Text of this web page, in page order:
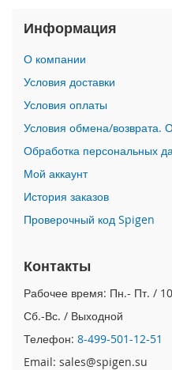
P
h
o
n
e
1
7
P
r
o
i
o
n
e
A
i
r
Информация
О компании
Условия доставки
Условия оплаты
Условия обмена/возврата.
Обработка персональных
Мой аккаунт
История заказов
Проверочный код Spigen
Контакты
Рабочее время: Пн.- Пт. /
Сб.-Вс. / Выходной
Телефон: 8-499-501-12-51
Email: sales@spigen.su